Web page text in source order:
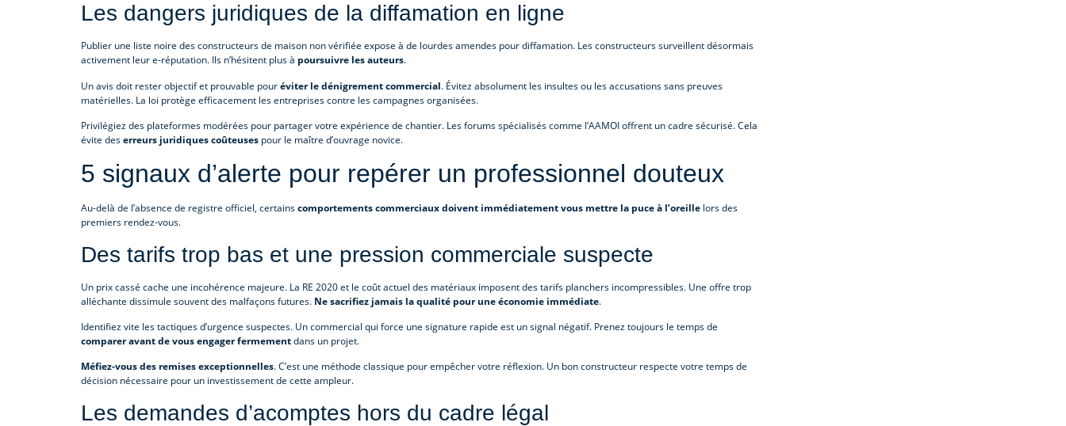
Les dangers juridiques de la diffamation en ligne
Publier une liste noire des constructeurs de maison non vérifiée expose à de lourdes amendes pour diffamation. Les constructeurs surveillent désormais
activement leur e-réputation. Ils n’hésitent plus à poursuivre les auteurs.
Un avis doit rester objectif et prouvable pouréviter le dénigrement commercial. Évitez absolument les insultes ou les accusations sans preuves
matérielles. La loi protège efficacement les entreprises contre les campagnes organisées.
Privilégiez des plateformes modérées pour partager votre expérience de chantier. Les forums spécialisés comme l’AAMOI offrent un cadre sécurisé. Cela
évite deserreurs juridiques coûteuses pour le maître d’ouvrage novice.
5 signaux d’alerte pour repérer un professionnel douteux
Au-delà de l’absence de registre officiel, certainscomportements commerciaux doivent immédiatement vous mettre la puce à l’oreille lors des
premiers rendez-vous.
Des tarifs trop bas et une pression commerciale suspecte
Un prix cassé cache une incohérence majeure. La RE 2020 et le coût actuel des matériaux imposent des tarifs planchers incompressibles. Une offre trop
alléchante dissimule souvent des malfaçons futures. Ne sacrifiez jamais la qualité pour une économie immédiate.
Identifiez vite les tactiques d’urgence suspectes. Un commercial qui force une signature rapide est un signal négatif. Prenez toujours le temps de
comparer avant de vous engager fermementdans un projet.
Méfiez-vous des remises exceptionnelles. C’est une méthode classique pour empêcher votre réflexion. Un bon constructeur respecte votre temps de
décision nécessaire pour un investissement de cette ampleur.
Les demandes d’acomptes hors du cadre légal